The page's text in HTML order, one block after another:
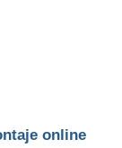
online